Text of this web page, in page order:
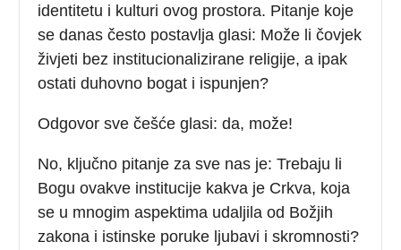
identitetu i kulturi ovog prostora. Pitanje koje
se danas često postavlja glasi: Može li čovjek
živjeti bez institucionalizirane religije, a ipak
ostati duhovno bogat i ispunjen?
Odgovor sve češće glasi: da, može!
No, ključno pitanje za sve nas je: Trebaju li
Bogu ovakve institucije kakva je Crkva, koja
se u mnogim aspektima udaljila od Božjih
zakona i istinske poruke ljubavi i skromnosti?